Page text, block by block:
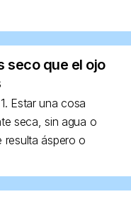
seco que el ojo
Estar una cosa
seca, sin agua o
resulta áspero o